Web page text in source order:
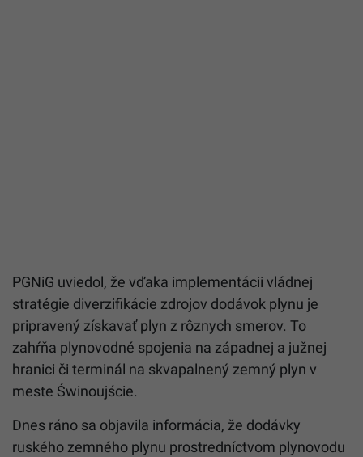
PGNiG uviedol, že vďaka implementácii vládnej
stratégie diverzifikácie zdrojov dodávok plynu je
pripravený získavaťplyn z rôznych smerov. To
zahŕňa plynovodné spojenia na západnej a južnej
hranici či terminál na skvapalnený zemný plyn v
meste Świnoujście.
Dnes ráno sa objavila informácia, že dodávky
ruského zemného plynu prostredníctvom plynovodu